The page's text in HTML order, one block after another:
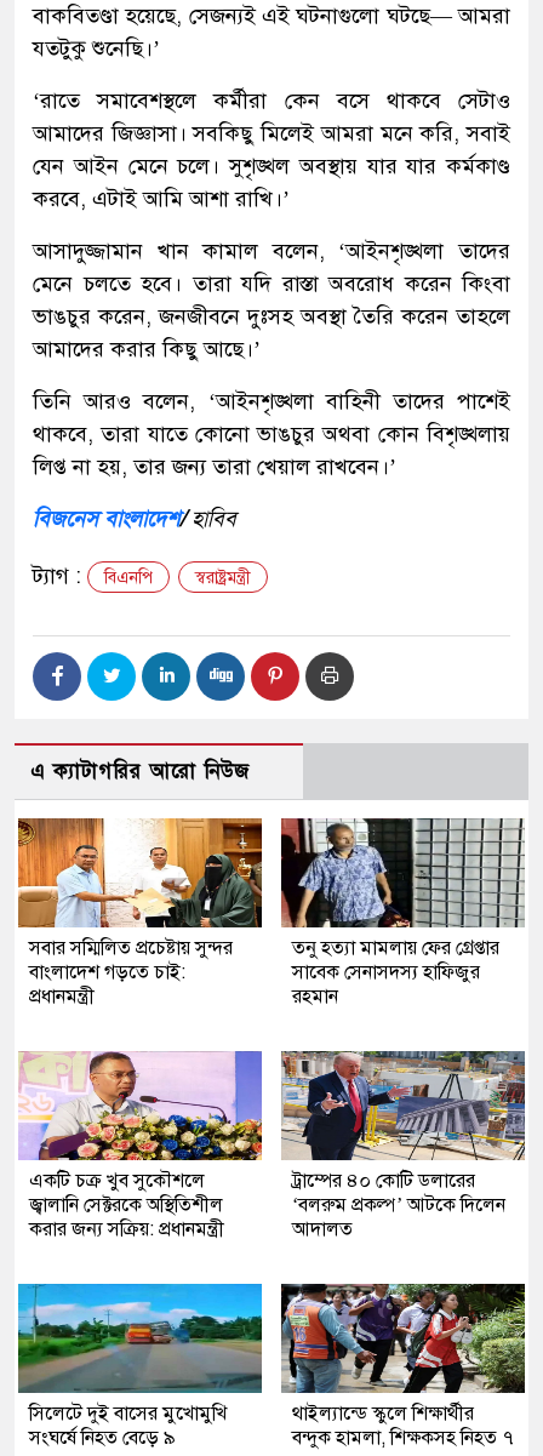
বাকবিতণ্ডা হয়েছে, সেজন্যই এই ঘটনাগুলো ঘটছে— আমরা
যতটুকু শুনেছি।’
‘রাতে সমাবেশস্থলে কর্মীরা কেন বসে থাকবে সেটাও
আমাদের জিজ্ঞাসা। সবকিছু মিলেই আমরা মনে করি, সবাই
যেন আইন মেনে চলে। সুশৃঙ্খল অবস্থায় যার যার কর্মকাণ্ড
করবে, এটাই আমি আশা রাখি।’
আসাদুজ্জামান খান কামাল বলেন, ‘আইনশৃঙ্খলা তাদের
মেনে চলতে হবে। তারা যদি রাস্তা অবরোধ করেন কিংবা
ভাঙচুর করেন, জনজীবনে দুঃসহ অবস্থা তৈরি করেন তাহলে
আমাদের করার কিছু আছে।’
তিনি আরও বলেন, ‘আইনশৃঙ্খলা বাহিনী তাদের পাশেই
থাকবে, তারা যাতে কোনো ভাঙচুর অথবা কোন বিশৃঙ্খলায়
লিপ্ত না হয়, তার জন্য তারা খেয়াল রাখবেন।’
বিজনেস বাংলাদেশ/হাবিব
ট্যাগ : বিএনপি স্বরাষ্ট্রমন্ত্রী
এ ক্যাটাগরির আরো নিউজ
সবার সম্মিলিত প্রচেষ্টায় সুন্দর
বাংলাদেশ গড়তে চাই:
প্রধানমন্ত্রী
তনু হত্যা মামলায় ফের গ্রেপ্তার
সাবেক সেনাসদস্য হাফিজুর
রহমান
একটি চক্র খুব সুকৌশলে
জ্বালানি সেক্টরকে অস্থিতিশীল
করার জন্য সক্রিয়: প্রধানমন্ত্রী
ট্রাম্পের ৪০ কোটি ডলারের
‘বলরুম প্রকল্প’ আটকে দিলেন
আদালত
সিলেটে দুই বাসের মুখোমুখি
সংঘর্ষে নিহত বেড়ে ৯
থাইল্যান্ডে স্কুলে শিক্ষার্থীর
বন্দুক হামলা, শিক্ষকসহ নিহত ৭